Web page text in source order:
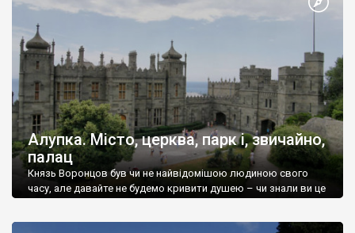
Алупка. Місто, церква, парк і, звичайно,
палац
Князь Воронцов був чи не найвідомішою людиною свого
часу, але давайте не будемо кривити душею – чи знали ви це